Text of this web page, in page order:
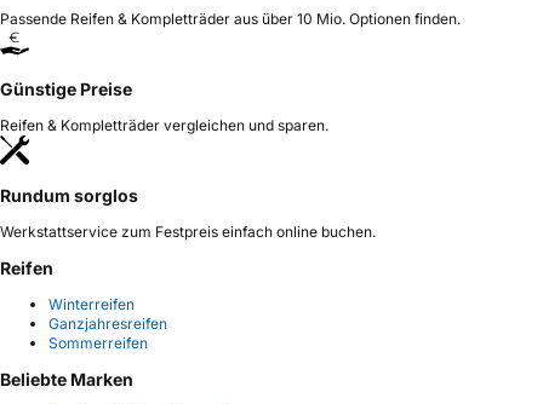
Passende Reifen & Kompletträder aus über 10 Mio. Optionen finden.
Günstige Preise
Reifen & Kompletträder vergleichen und sparen.
Rundum sorglos
Werkstattservice zum Festpreis einfach online buchen.
Reifen
Winterreifen
Ganzjahresreifen
Sommerreifen
Beliebte Marken